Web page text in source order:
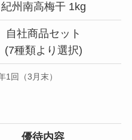
紀州南高梅干 1kg
自社商品セット
(7種類より選択)
回（3月末）
優待内容